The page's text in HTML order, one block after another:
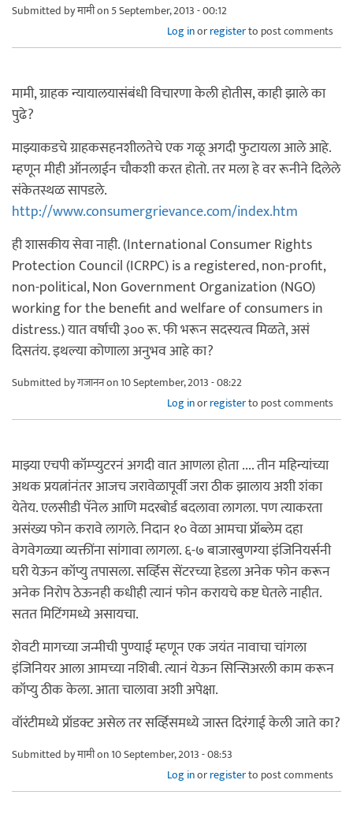
Submitted byमामीon 5 September, 2013 - 00:12
Log inorregisterto post comments
मामी, ग्राहक न्यायालयासंबंधी विचारणा केली होतीस, काही झाले का
पुढे?
माझ्याकडचे ग्राहकसहनशीलतेचे एक गळू अगदी फुटायला आले आहे.
म्हणून मीही ऑनलाईन चौकशी करत होतो. तर मला हे वर रूनीने दिलेले
संकेतस्थळ सापडले.
http://www.consumergrievance.com/index.htm
ही शासकीय सेवा नाही. (International Consumer Rights
Protection Council (ICRPC) is a registered, non-profit,
non-political, Non Government Organization (NGO)
working for the benefit and welfare of consumers in
distress.) यात वर्षाची ३०० रू. फी भरून सदस्यत्व मिळते, असं
दिसतंय. इथल्या कोणाला अनुभव आहे का?
Submitted byगजाननon 10 September, 2013 - 08:22
Log inorregisterto post comments
माझ्या एचपी कॉम्प्युटरनं अगदी वात आणला होता .... तीन महिन्यांच्या
अथक प्रयत्नांनंतर आजच जरावेळापूर्वी जरा ठीक झालाय अशी शंका
येतेय. एलसीडी पॅनेल आणि मदरबोर्ड बदलावा लागला. पण त्याकरता
असंख्य फोन करावे लागले. निदान १० वेळा आमचा प्रॉब्लेम दहा
वेगवेगळ्या व्यक्तींना सांगावा लागला. ६-७ बाजारबुणग्या इंजिनियर्सनी
घरी येऊन कॉप्यु तपासला. सर्व्हिस सेंटरच्या हेडला अनेक फोन करून
अनेक निरोप ठेऊनही कधीही त्यानं फोन करायचे कष्ट घेतले नाहीत.
सतत मिटिंगमध्ये असायचा.
शेवटी मागच्या जन्मीची पुण्याई म्हणून एक जयंत नावाचा चांगला
इंजिनियर आला आमच्या नशिबी. त्यानं येऊन सिन्सिअरली काम करून
कॉप्यु ठीक केला. आता चालावा अशी अपेक्षा.
वॉरंटीमध्ये प्रॉडक्ट असेल तर सर्व्हिसमध्ये जास्त दिरंगाई केली जाते का?
Submitted byमामीon 10 September, 2013 - 08:53
Log inorregisterto post comments